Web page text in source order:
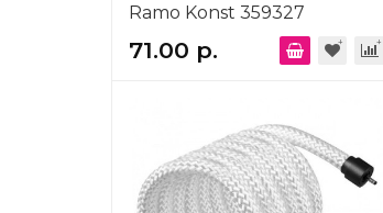
Ramo Konst 359327
71.00 р.